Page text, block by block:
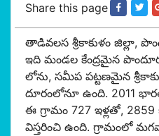
Share this page
తాడివలస శ్రీకాకుళం జిల్లా,
ఇది మండల కేంద్రమైన
లోను, సమీప పట్టణమైన
దూరంలోనూ ఉంది. 2011
ఈ గ్రామం 727 ఇళ్లతో,
విస్తరించి ఉంది. గ్రామంలో